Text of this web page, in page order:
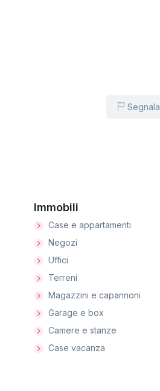
Segnala
Immobili
Case e appartamenti
Negozi
Uffici
Terreni
Magazzini e capannoni
Garage e box
Camere e stanze
Case vacanza